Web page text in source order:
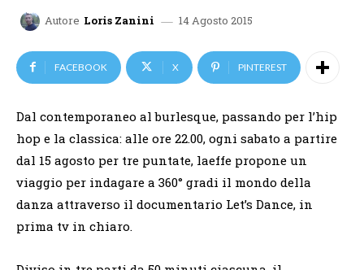
Autore Loris Zanini 14 Agosto 2015
FACEBOOK X PINTEREST
Dal contemporaneo al burlesque, passando per l’hip
hop e la classica: alle ore 22.00, ogni sabato a partire
dal 15 agosto per tre puntate, laeffe propone un
viaggio per indagare a 360° gradi il mondo della
danza attraverso il documentario Let’s Dance, in
prima tv in chiaro.